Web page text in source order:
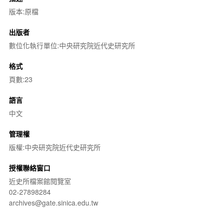
版本:原檔
出版者
數位化執行單位:中央研究院近代史研究所
格式
頁數:23
語言
中文
管理權
版權:中央研究院近代史研究所
授權聯絡窗口
近史所檔案館閱覽室
02-27898284
archives@gate.sinica.edu.tw